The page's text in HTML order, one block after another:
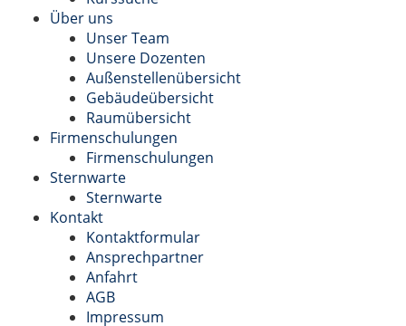
Über uns
Unser Team
Unsere Dozenten
Außenstellenübersicht
Gebäudeübersicht
Raumübersicht
Firmenschulungen
Firmenschulungen
Sternwarte
Sternwarte
Kontakt
Kontaktformular
Ansprechpartner
Anfahrt
AGB
Impressum